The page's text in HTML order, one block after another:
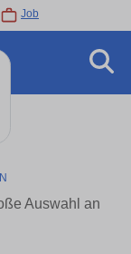
Job
Auswahl an